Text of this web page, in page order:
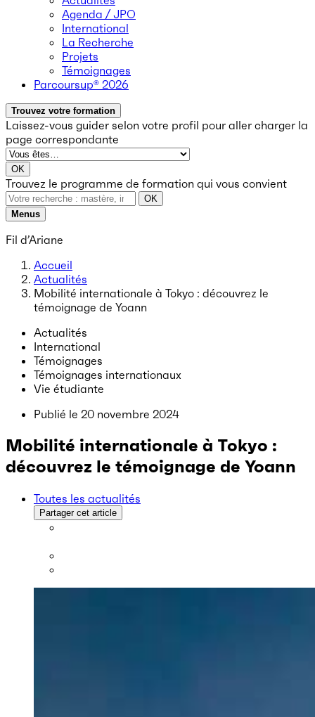
Agenda / JPO
International
La Recherche
Projets
Témoignages
Parcoursup® 2026
Trouvez votre formation
Laissez-vous guider selon votre profil pour aller charger la
page correspondante
OK
Trouvez le programme de formation qui vous convient
OK
Menus
Fil d’Ariane
Accueil
Actualités
Mobilité internationale à Tokyo : découvrez le
témoignage de Yoann
Actualités
International
Témoignages
Témoignages internationaux
Vie étudiante
Publié le 20 novembre 2024
Mobilité internationale à Tokyo :
découvrez le témoignage de Yoann
Toutes les actualités
Partager cet article